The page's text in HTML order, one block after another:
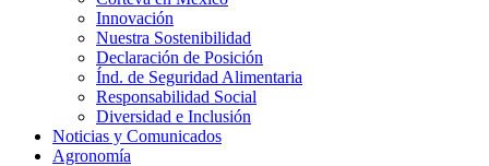
Innovación
Nuestra Sostenibilidad
Declaración de Posición
Índ. de Seguridad Alimentaria
Responsabilidad Social
Diversidad e Inclusión
Noticias y Comunicados
Agronomía